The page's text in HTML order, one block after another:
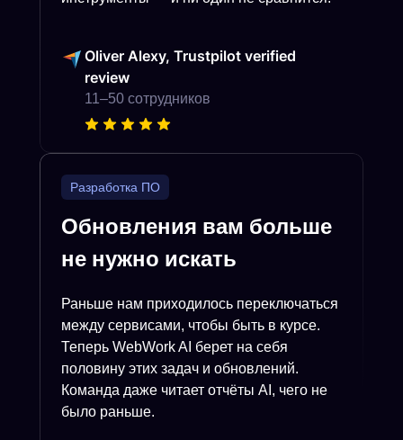
Oliver Alexy, Trustpilot verified
review
11–50 сотрудников
Разработка ПО
Обновления вам больше
не нужно искать
Раньше нам приходилось переключаться
между сервисами, чтобы быть в курсе.
Теперь WebWork AI берет на себя
половину этих задач и обновлений.
Команда даже читает отчёты AI, чего не
было раньше.